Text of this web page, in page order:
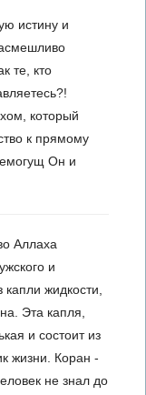
истину и
те, кто
который
к прямому
Он и
Аллаха
и
жидкости,
Эта капля,
и состоит из
жизни. Коран -
не знал до